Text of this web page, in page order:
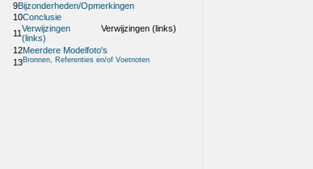
9Bijzonderheden/Opmerkingen
10Conclusie
11Verwijzingen
(links)
Verwijzingen (links)
12Meerdere Modelfoto's
13Bronnen, Referenties en/of Voetnoten